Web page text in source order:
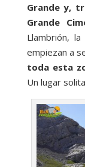
Grande y,
Grande
Llambrión,
empiezan a
toda esta
Un lugar